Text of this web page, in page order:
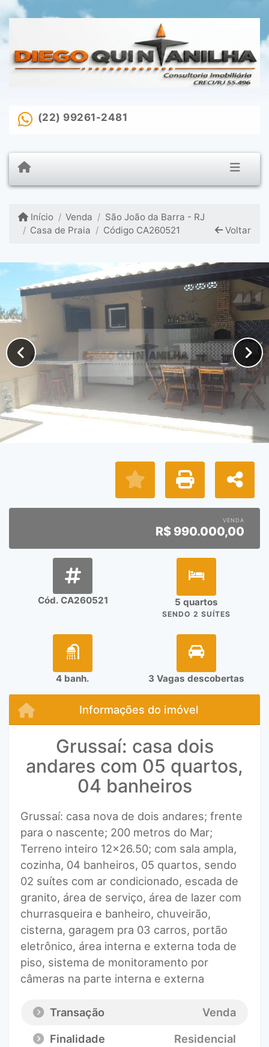
(22) 99261-2481
Início Venda
São João da Barra - RJ
Casa de Praia
Código CA260521 Voltar
VENDA
R$ 990.000,00
Cód. CA260521 5 quartos
SENDO 2 SUÍTES
4 banh. 3 Vagas descobertas
Informações do imóvel
Grussaí: casa dois
andares com 05 quartos,
04 banheiros
Grussaí: casa nova de dois andares; frente
para o nascente; 200 metros do Mar;
Terreno inteiro 12x26.50; com sala ampla,
cozinha, 04 banheiros, 05 quartos, sendo
02 suítes com ar condicionado, escada de
granito, área de serviço, área de lazer com
churrasqueira e banheiro, chuveirão,
cisterna, garagem pra 03 carros, portão
eletrônico, área interna e externa toda de
piso, sistema de monitoramento por
câmeras na parte interna e externa
Transação
Venda
Finalidade
Residencial